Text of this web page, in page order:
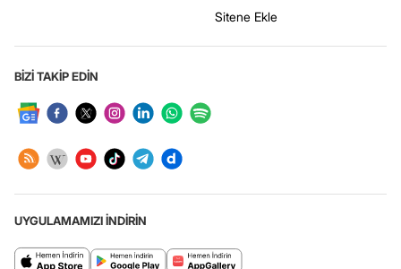
Sitene Ekle
BİZİ TAKİP EDİN
UYGULAMAMIZI İNDİRİN